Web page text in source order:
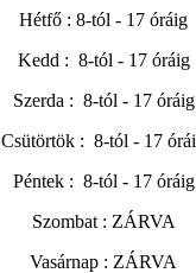
Hétfő : 8-tól - 17 óráig
Kedd : 8-tól - 17 óráig
Szerda : 8-tól - 17 óráig
Csütörtök : 8-tól - 17
Péntek : 8-tól - 17 óráig
Szombat : ZÁRVA
Vasárnap : ZÁRVA